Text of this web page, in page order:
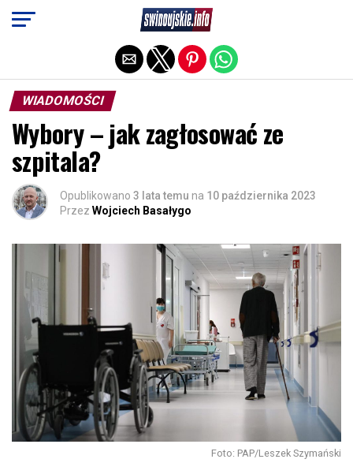
WIADOMOŚCI
Wybory – jak zagłosować ze
szpitala?
Opublikowano 3 lata temu na 10 października 2023
Przez Wojciech Basałygo
Foto: PAP/Leszek Szymański
Exit mobile version